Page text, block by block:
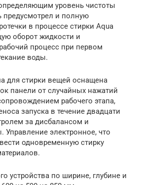
уровень чистоты
предусмотрел и полную
в процессе стирки Aqua
оборот жидкости и
процесс при первом
воды.
для стирки вещей оснащена
панели от случайных нажатий
рабочего этапа,
запуска в течение двадцати
за дисбалансом и
Управление электронное, что
одновременную стирку
устройства по ширине, глубине и